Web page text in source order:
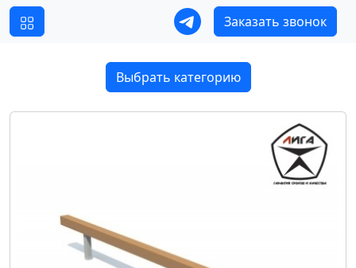
Заказать звонок
Выбрать категорию